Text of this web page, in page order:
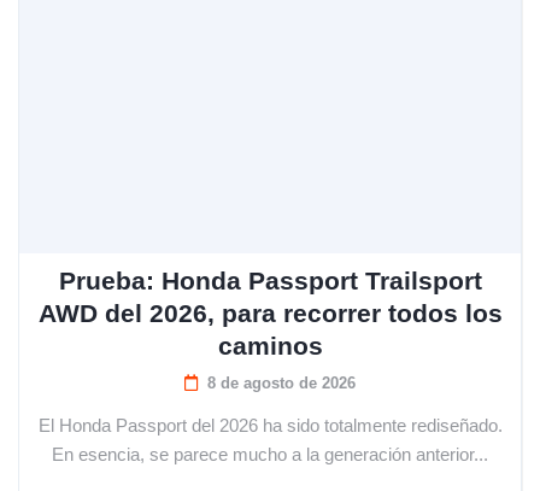
Prueba: Honda Passport Trailsport
AWD del 2026, para recorrer todos los
caminos
8 de agosto de 2026
El Honda Passport del 2026 ha sido totalmente rediseñado.
En esencia, se parece mucho a la generación anterior...